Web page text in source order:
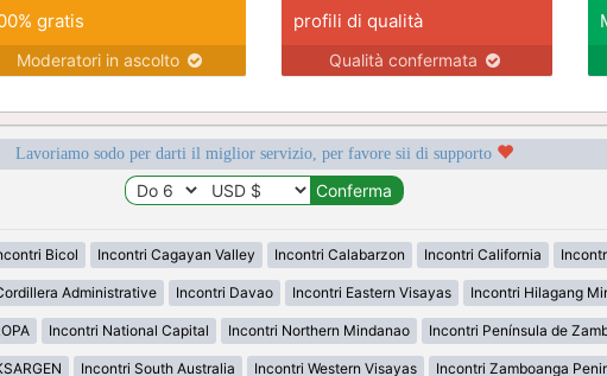
gratis
Moderatori in ascolto
profili di qualità
Qualità confermata
Lavoriamo sodo per darti il miglior servizio, per favore sii di supporto
Bicol Incontri Cagayan Valley Incontri Calabarzon Incontri California
Administrative Incontri Davao Incontri Eastern Visayas Incontri Hilagang
Incontri National Capital Incontri Northern Mindanao Incontri Península de
Incontri South Australia Incontri Western Visayas Incontri Zamboanga